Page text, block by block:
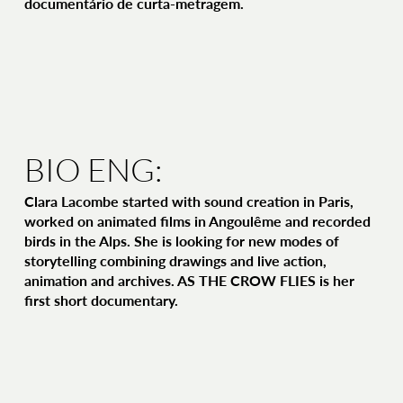
BIO ENG:
Clara Lacombe started with sound creation in Paris,
worked on animated films in Angoulême and recorded
birds in the Alps. She is looking for new modes of
storytelling combining drawings and live action,
animation and archives. AS THE CROW FLIES is her
first short documentary.